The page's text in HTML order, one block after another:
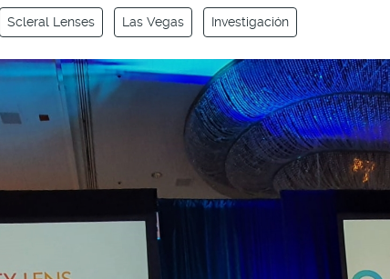
Scleral Lenses Las Vegas Investigación